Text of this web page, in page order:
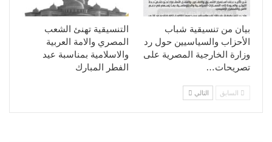
التنسيقية تهنئ الشعب
المصري والامة العربية
والاسلامية بمناسبة عيد
الفطر المبارك
بيان من تنسيقية شباب
الأحزاب والسياسيين حول رد
وزارة الخارجية المصرية على
تصريحات…
السابق التالي